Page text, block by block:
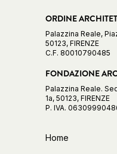
ORDINE
Palazzina Reale,
50123, FIRENZE
C.F. 80010790485
FONDAZIONE
Palazzina Reale.
1a, 50123, FIRENZE
P. IVA.
Home